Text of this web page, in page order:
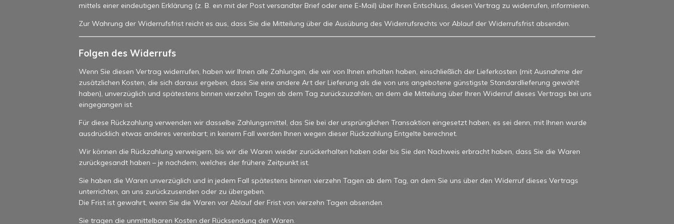
mittels einer eindeutigen Erklärung (z. B. ein mit der Post versandter Brief oder eine E-Mail) über Ihren Entschluss, diesen Vertrag zu widerrufen, informieren.
Zur Wahrung der Widerrufsfrist reicht es aus, dass Sie die Mitteilung über die Ausübung des Widerrufsrechts vor Ablauf der Widerrufsfrist absenden.
Folgen des Widerrufs
Wenn Sie diesen Vertrag widerrufen, haben wir Ihnen alle Zahlungen, die wir von Ihnen erhalten haben, einschließlich der Lieferkosten (mit Ausnahme der
zusätzlichen Kosten, die sich daraus ergeben, dass Sie eine andere Art der Lieferung als die von uns angebotene günstigste Standardlieferung gewählt
haben), unverzüglich und spätestens binnen vierzehn Tagen ab dem Tag zurückzuzahlen, an dem die Mitteilung über Ihren Widerruf dieses Vertrags bei uns
eingegangen ist.
Für diese Rückzahlung verwenden wir dasselbe Zahlungsmittel, das Sie bei der ursprünglichen Transaktion eingesetzt haben, es sei denn, mit Ihnen wurde
ausdrücklich etwas anderes vereinbart; in keinem Fall werden Ihnen wegen dieser Rückzahlung Entgelte berechnet.
Wir können die Rückzahlung verweigern, bis wir die Waren wieder zurückerhalten haben oder bis Sie den Nachweis erbracht haben, dass Sie die Waren
zurückgesandt haben – je nachdem, welches der frühere Zeitpunkt ist.
Sie haben die Waren unverzüglich und in jedem Fall spätestens binnen vierzehn Tagen ab dem Tag, an dem Sie uns über den Widerruf dieses Vertrags
unterrichten, an uns zurückzusenden oder zu übergeben.
Die Frist ist gewahrt, wenn Sie die Waren vor Ablauf der Frist von vierzehn Tagen absenden.
Sie tragen die unmittelbaren Kosten der Rücksendung der Waren.